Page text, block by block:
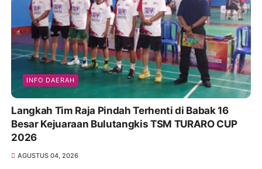
INFO DAERAH
Langkah Tim Raja Pindah Terhenti di Babak 16
Besar Kejuaraan Bulutangkis TSM TURARO CUP
2026
AGUSTUS 04, 2026